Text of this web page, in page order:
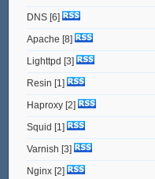
DNS[6]
Apache [8]
Lighttpd [3]
Resin [1]
Haproxy[2]
Squid [1]
Varnish [3]
Nginx[2]